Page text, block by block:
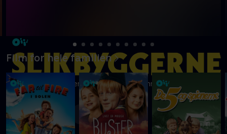
Ni kreative børn kæmper om at blive Danmarks vildeste
slikbygger
Mere info
Film for hele familien